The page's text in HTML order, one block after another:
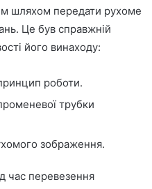
шляхом передати рухоме
Це був справжній
його винаходу:
роботи.
трубки
зображення.
час перевезення